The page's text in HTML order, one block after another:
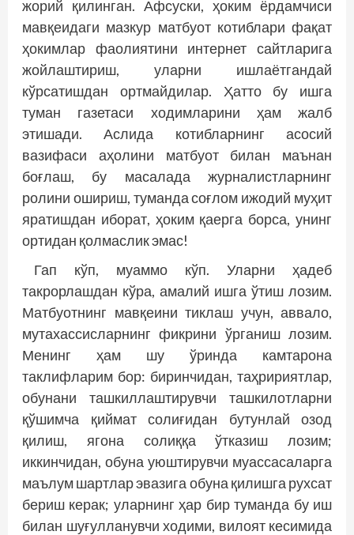
жорий қилинган. Афсуски, ҳоким ёрдамчиси
мавқеидаги мазкур матбуот котиблари фақат
ҳокимлар фаолиятини интернет сайтларига
жойлаштириш, уларни ишлаётгандай
кўрсатишдан ортмайдилар. Ҳатто бу ишга
туман газетаси ходимларини ҳам жалб
этишади. Аслида котибларнинг асосий
вазифаси аҳолини матбуот билан маънан
боғлаш, бу масалада журналистларнинг
ролини ошириш, туманда соғлом ижодий муҳит
яратишдан иборат, ҳоким қаерга борса, унинг
ортидан қолмаслик эмас!
Гап кўп, муаммо кўп. Уларни ҳадеб
такрорлашдан кўра, амалий ишга ўтиш лозим.
Матбуотнинг мавқеини тиклаш учун, аввало,
мутахассисларнинг фикрини ўрганиш лозим.
Менинг ҳам шу ўринда камтарона
таклифларим бор: биринчидан, таҳририятлар,
обунани ташкиллаштирувчи ташкилотларни
қўшимча қиймат солиғидан бутунлай озод
қилиш, ягона солиққа ўтказиш лозим;
иккинчидан, обуна уюштирувчи муассасаларга
маълум шартлар эвазига обуна қилишга рухсат
бериш керак; уларнинг ҳар бир туманда бу иш
билан шуғулланувчи ходими, вилоят кесимида